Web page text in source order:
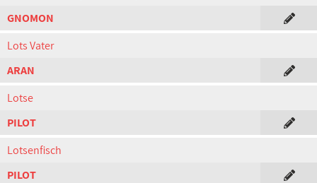
GNOMON
Lots Vater
ARAN
Lotse
PILOT
Lotsenfisch
PILOT